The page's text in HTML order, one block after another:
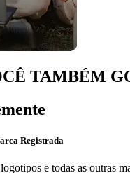
TAMBÉM
Registrada
e todas as outras